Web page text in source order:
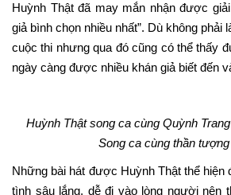
Huỳnh Thật đã may mắn nhận được
giả bình chọn nhiều nhất”. Dù không phải
cuộc thi nhưng qua đó cũng có thể thấy
ngày càng được nhiều khán giả biết đến
Huỳnh Thật song ca cùng Quỳnh
Song ca cùng thần tượng
Những bài hát được Huỳnh Thật thể hiện
tình sâu lắng, dễ đi vào lòng người nên